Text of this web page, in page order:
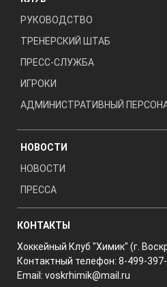
РУКОВОДСТВО
ТРЕНЕРСКИЙ ШТАБ
ПРЕСС-СЛУЖБА
ИГРОКИ
АДМИНИСТРАТИВНЫЙ
НОВОСТИ
НОВОСТИ
ПРЕССА
КОНТАКТЫ
Хоккейный Клуб "Химик" (г.
Контактный телефон: 8-499-
Email: voskrhimik@mail.ru